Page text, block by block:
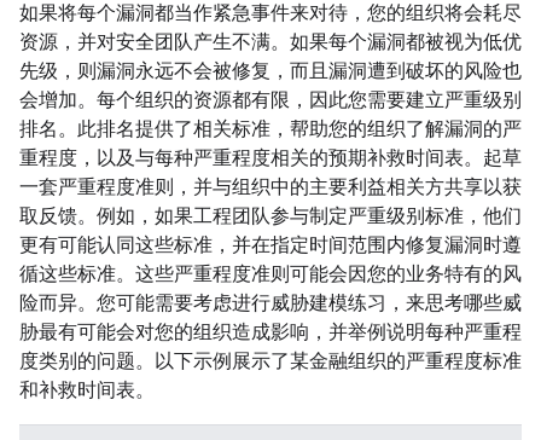
如果将每个漏洞都当作紧急事件来对待，您的组织将会耗尽
资源，并对安全团队产生不满。如果每个漏洞都被视为低优
先级，则漏洞永远不会被修复，而且漏洞遭到破坏的风险也
会增加。每个组织的资源都有限，因此您需要建立严重级别
排名。此排名提供了相关标准，帮助您的组织了解漏洞的严
重程度，以及与每种严重程度相关的预期补救时间表。起草
一套严重程度准则，并与组织中的主要利益相关方共享以获
取反馈。例如，如果工程团队参与制定严重级别标准，他们
更有可能认同这些标准，并在指定时间范围内修复漏洞时遵
循这些标准。这些严重程度准则可能会因您的业务特有的风
险而异。您可能需要考虑进行威胁建模练习，来思考哪些威
胁最有可能会对您的组织造成影响，并举例说明每种严重程
度类别的问题。以下示例展示了某金融组织的严重程度标准
和补救时间表。